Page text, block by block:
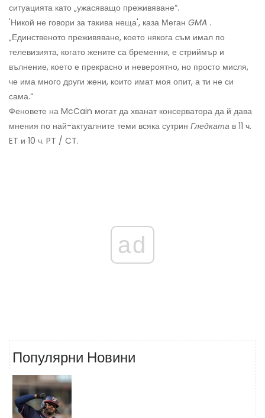
ситуацията като „ужасяващо преживяване“.
'Никой не говори за такива неща', каза Меган GMA .
„Единственото преживяване, което някога съм имал по
телевизията, когато жените са бременни, е стриймър и
вълнение, което е прекрасно и невероятно, но просто мисля,
че има много други жени, които имат моя опит, а ти не си
сама.“
Феновете на McCain могат да хванат консерватора да й дава
мнения по най-актуалните теми всяка сутрин Гледката в 11 ч.
ET и 10 ч. PT / CT.
ad
Популярни Новини